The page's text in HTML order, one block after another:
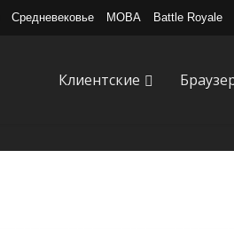
Средневековье MOBA Battle Royale
Клиентские